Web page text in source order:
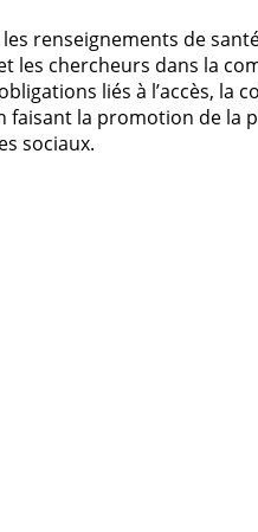
renseignements de
les chercheurs dans la
liés à l’accès, la
la promotion de la
sociaux.